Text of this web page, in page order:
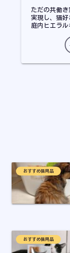
ただの共働き
実現し、猫
庭内ヒエラ
おすすめ猫用品
おすすめ猫用品